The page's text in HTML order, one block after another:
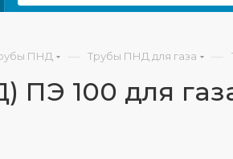
ПНД — Трубы ПНД для газа —
ПЭ 100 для